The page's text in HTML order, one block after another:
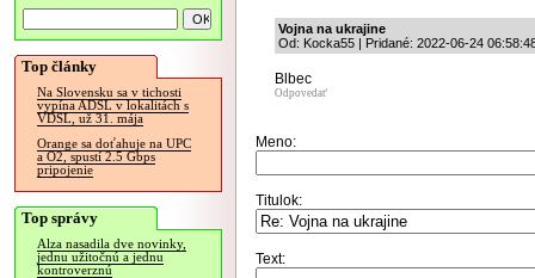
Top články
Na Slovensku sa v tichosti
vypína ADSL v lokalitách s
VDSL, už 31. mája
Orange sa doťahuje na UPC
a O2, spustí 2.5 Gbps
pripojenie
Top správy
Alza nasadila dve novinky,
jednu užitočnú a jednu
kontroverznú
Vojna na ukrajine
Od: Kocka55 | Pridané: 2022-06-24
Blbec
Odpovedať
Meno:
Titulok:
Text: